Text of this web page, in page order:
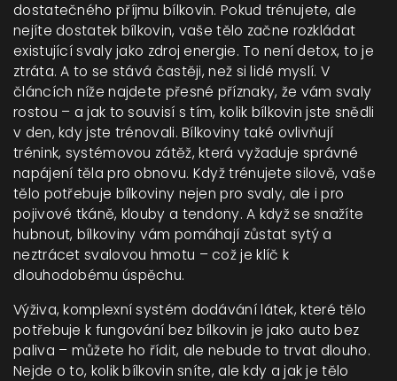
dostatečného příjmu bílkovin. Pokud trénujete, ale
nejíte dostatek bílkovin, vaše tělo začne rozkládat
existující svaly jako zdroj energie. To není detox, to je
ztráta. A to se stává častěji, než si lidé myslí. V
článcích níže najdete přesné příznaky, že vám svaly
rostou – a jak to souvisí s tím, kolik bílkovin jste snědli
v den, kdy jste trénovali. Bílkoviny také ovlivňují
trénink, systémovou zátěž, která vyžaduje správné
napájení těla pro obnovu. Když trénujete silově, vaše
tělo potřebuje bílkoviny nejen pro svaly, ale i pro
pojivové tkáně, klouby a tendony. A když se snažíte
hubnout, bílkoviny vám pomáhají zůstat sytý a
neztrácet svalovou hmotu – což je klíč k
dlouhodobému úspěchu.
Výživa,komplexní systém dodávání látek, které tělo
potřebuje k fungování bez bílkovin je jako auto bez
paliva – můžete ho řídit, ale nebude to trvat dlouho.
Nejde o to, kolik bílkovin sníte, ale kdy a jak je tělo